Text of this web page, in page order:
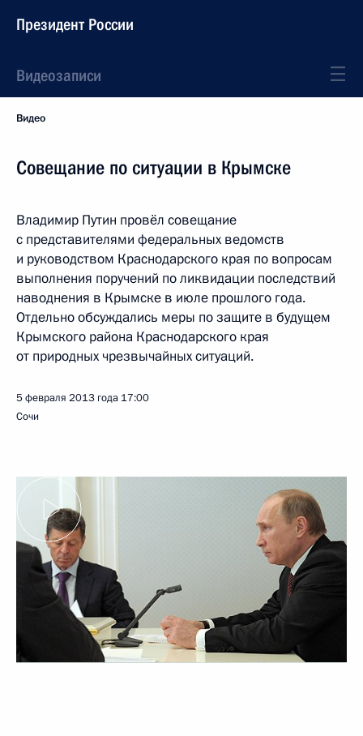
Президент России
Видеозаписи
Видео
Совещание по ситуации в Крымске
Владимир Путин провёл совещание
с представителями федеральных ведомств
и руководством Краснодарского края по вопросам
выполнения поручений по ликвидации последствий
наводнения в Крымске в июле прошлого года.
Отдельно обсуждались меры по защите в будущем
Крымского района Краснодарского края
от природных чрезвычайных ситуаций.
5 февраля 2013 года 17:00
Сочи